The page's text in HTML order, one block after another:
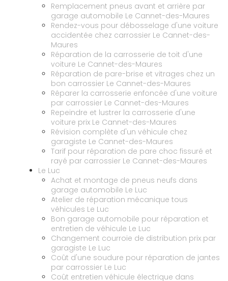
Remplacement pneus avant et arrière par
garage automobile Le Cannet-des-Maures
Rendez-vous pour débosselage d'une voiture
accidentée chez carrossier Le Cannet-des-
Maures
Réparation de la carrosserie de toit d'une
voiture Le Cannet-des-Maures
Réparation de pare-brise et vitrages chez un
bon carrossier Le Cannet-des-Maures
Réparer la carrosserie enfoncée d'une voiture
par carrossier Le Cannet-des-Maures
Repeindre et lustrer la carrosserie d'une
voiture prix Le Cannet-des-Maures
Révision complète d'un véhicule chez
garagiste Le Cannet-des-Maures
Tarif pour réparation de pare choc fissuré et
rayé par carrossier Le Cannet-des-Maures
Le Luc
Achat et montage de pneus neufs dans
garage automobile Le Luc
Atelier de réparation mécanique tous
véhicules Le Luc
Bon garage automobile pour réparation et
entretien de véhicule Le Luc
Changement courroie de distribution prix par
garagiste Le Luc
Coût d'une soudure pour réparation de jantes
par carrossier Le Luc
Coût entretien véhicule électrique dans